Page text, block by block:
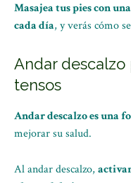
Masajea tus pies con
cada día, y verás cómo
Andar
tensos
Andar descalzo es una
mejorar su salud.
Al andar descalzo,